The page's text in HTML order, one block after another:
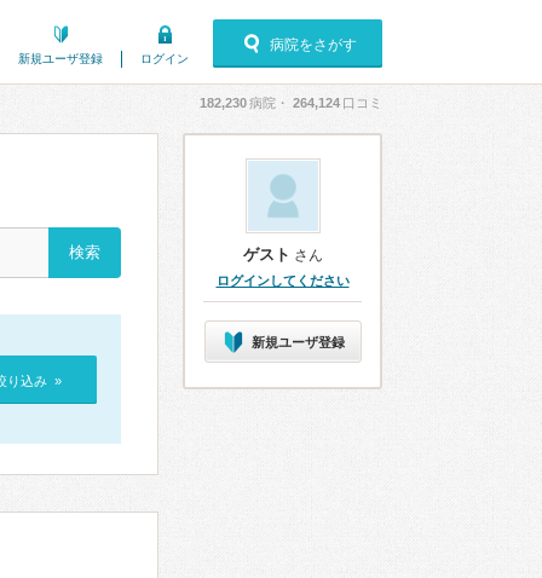
新規ユーザ登録 ログイン
病院をさがす
182,230病院・ 264,124 口コミ
り込み »
ゲスト さん
ログインしてください
新規ユーザ登録